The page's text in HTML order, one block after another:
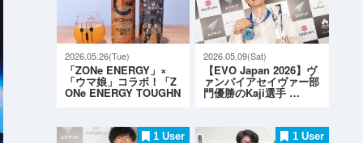
2026.05.26(Tue)
「ZONe ENERGY」×
「ウマ娘」コラボ！「Z
ONe ENERGY TOUGHN
2026.05.09(Sat)
【EVO Japan 2026】ヴ
ァンパイアセイヴァー部
門優勝のKaji選手 …
1 User 1 User